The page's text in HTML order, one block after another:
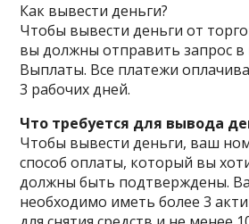
Как вывести деньги?
Чтобы вывести деньги от
вы должны отправить запрос
Выплаты. Все платежи
3 рабочих дней.
Что требуется для вывода
Чтобы вывести деньги, ваш
способ оплаты, который вы
должны быть подтверждены.
необходимо иметь более 3